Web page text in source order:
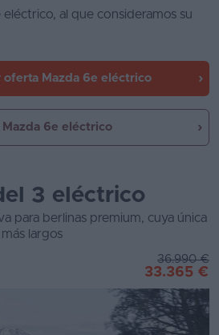
al que consideramos su
oferta Mazda 6e eléctrico
Mazda 6e eléctrico
3 eléctrico
para berlinas premium, cuya única
largos
36.990 €
33.365 €